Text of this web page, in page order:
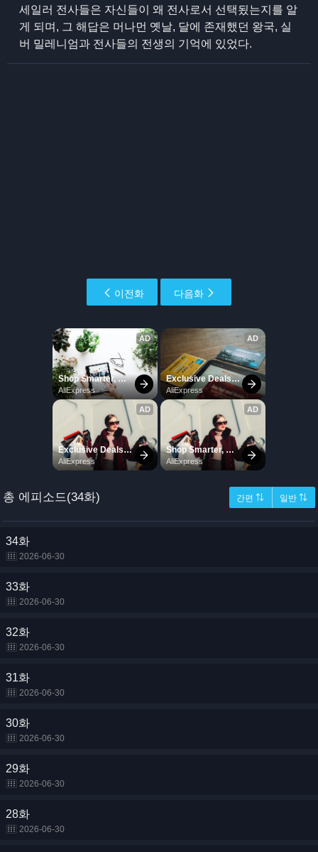
세일러 전사들은 자신들이 왜 전사로서 선택됬는지를 알
게 되며, 그 해답은 머나먼 옛날, 달에 존재했던 왕국, 실
버 밀레니엄과 전사들의 전생의 기억에 있었다.
이전화 다음화
총 에피소드(34화) 간편 ⇅ 일반 ⇅
34화
2026-06-30
33화
2026-06-30
32화
2026-06-30
31화
2026-06-30
30화
2026-06-30
29화
2026-06-30
28화
2026-06-30